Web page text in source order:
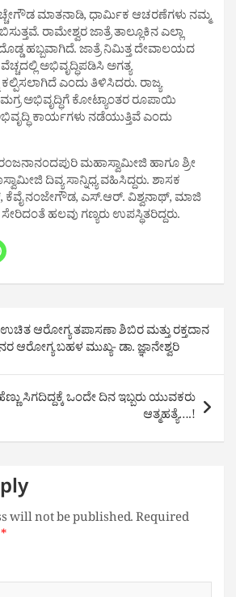
ಮಾತನಾಡಿ, ಧಾರ್ಮಿಕ ಆಚರಣೆಗಳು ನಮ್ಮ
ರಾಮೇಶ್ವರ ಜಾತ್ರೆ ತಾಲ್ಲೂಕಿನ ಎಲ್ಲಾ
ಹಬ್ಬವಾಗಿದೆ. ಜಾತ್ರೆ ನಿಮಿತ್ತ ದೇವಾಲಯದ
ಅಭಿವೃದ್ಧಿಪಡಿಸಿ ಅಗತ್ಯ
ಎಂದು ತಿಳಿಸಿದರು. ರಾಜ್ಯ
ಅಭಿವೃದ್ಧಿಗೆ ಕೋಟ್ಯಾಂತರ ರೂಪಾಯಿ
ಕಾರ್ಯಗಳು ನಡೆಯುತ್ತಿವೆ ಎಂದು
ಮಹಾಸ್ವಾಮೀಜಿ ಹಾಗೂ ಶ್ರೀ
ದಿವ್ಯ ಸಾನ್ನಿಧ್ಯ ವಹಿಸಿದ್ದರು. ಶಾಸಕ
ಕೆವೈ ನಂಜೇಗೌಡ, ಎಸ್.ಆರ್. ವಿಶ್ವನಾಥ್, ಮಾಜಿ
ಹಲವು ಗಣ್ಯರು ಉಪಸ್ಥಿತರಿದ್ದರು.
ಆರೋಗ್ಯ ತಪಾಸಣಾ ಶಿಬಿರ ಮತ್ತು ರಕ್ತದಾನ
ಆರೋಗ್ಯ ಬಹಳ ಮುಖ್ಯ- ಡಾ. ಜ್ಞಾನೇಶ್ವರಿ
ಸಿಗದಿದ್ದಕ್ಕೆ ಒಂದೇ ದಿನ ಇಬ್ಬರು ಯುವಕರು
ಆತ್ಮಹತ್ಯೆ….!
will not be published.Required
*